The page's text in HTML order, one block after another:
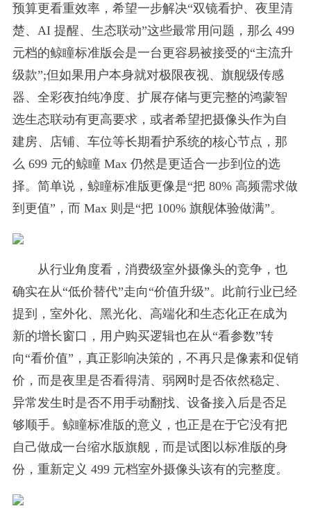
预算更看重效率，希望一步解决“双镜看护、夜里清
楚、AI 提醒、生态联动”这些最常用问题，那么 499
元档的鲸瞳标准版会是一台更容易被接受的“主流升
级款”;但如果用户本身就对极限夜视、旗舰级传感
器、全彩夜拍纯净度、扩展存储与更完整的鸿蒙智
选生态联动有更高要求，或者希望把摄像头作为自
建房、店铺、车位等长期看护系统的核心节点，那
么 699 元的鲸瞳 Max 仍然是更适合一步到位的选
择。简单说，鲸瞳标准版更像是“把 80% 高频需求做
到更值”，而 Max 则是“把 100% 旗舰体验做满”。
从行业角度看，消费级室外摄像头的竞争，也
确实在从“低价替代”走向“价值升级”。此前行业已经
提到，室外化、黑光化、高端化和生态化正在成为
新的增长窗口，用户购买逻辑也在从“看参数”转
向“看价值”，真正影响决策的，不再只是像素和促销
价，而是夜里是否看得清、弱网时是否依然稳定、
异常发生时是否不用手动翻找、设备接入后是否足
够顺手。鲸瞳标准版的意义，也正是在于它没有把
自己做成一台缩水版旗舰，而是试图以标准版的身
份，重新定义 499 元档室外摄像头该有的完整度。